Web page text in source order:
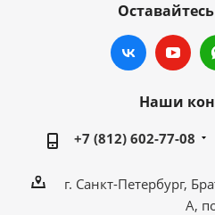
Наши
+7 (812) 602-77-08
г. Санкт-Петербург,
А,